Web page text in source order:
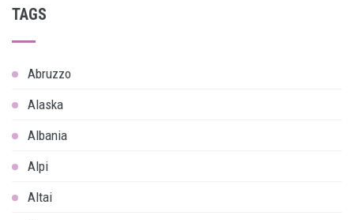
TAGS
Abruzzo
Alaska
Albania
Alpi
Altai